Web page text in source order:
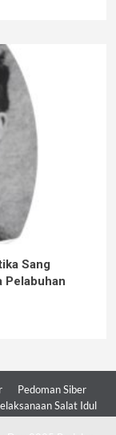
Sang
Pelabuhan
Pedoman Siber
Salat Idul